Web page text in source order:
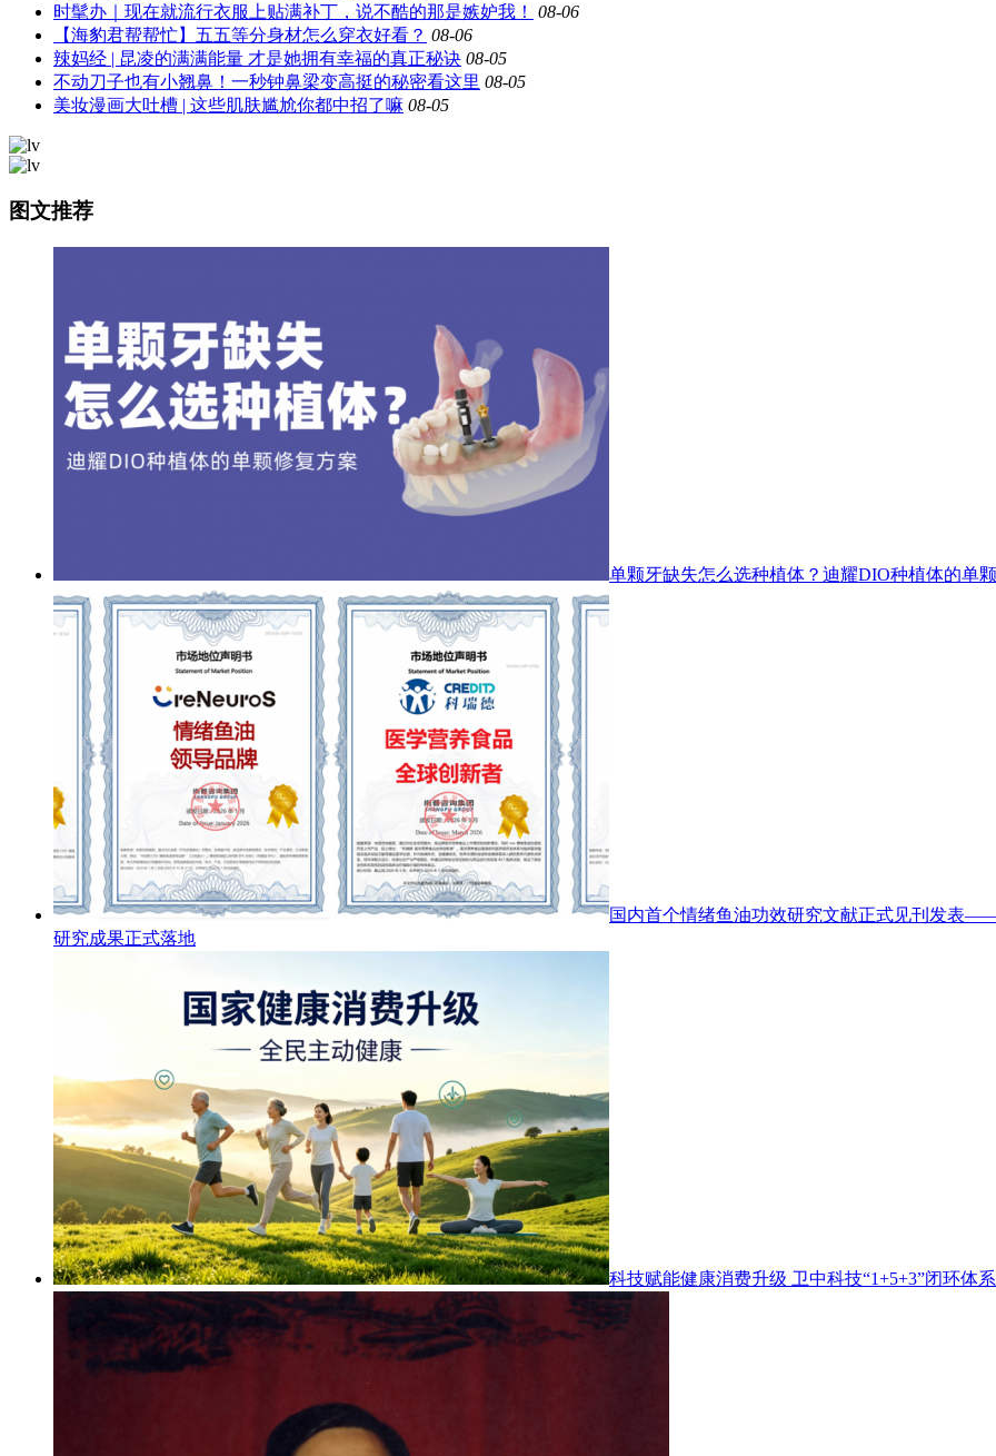
时髦办｜现在就流行衣服上贴满补丁，说不酷的那是嫉妒我！
08-06
【海豹君帮帮忙】五五等分身材怎么穿衣好看？ 08-06
辣妈经 | 昆凌的满满能量 才是她拥有幸福的真正秘诀 08-05
不动刀子也有小翘鼻！一秒钟鼻梁变高挺的秘密看这里 08-05
美妆漫画大吐槽 | 这些肌肤尴尬你都中招了嘛 08-05
图文推荐
单颗牙缺失怎么选种植体？迪耀DIO种植体的单
国内首个情绪鱼油功效研究文献正式见刊发表
研究成果正式落地
科技赋能健康消费升级 卫中科技“1+5+3”闭环体